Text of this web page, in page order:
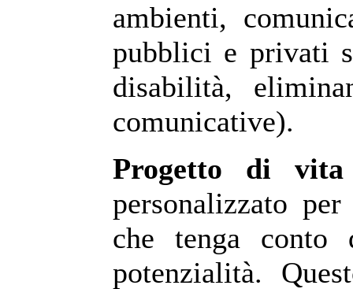
ambienti,
pubblici e privati
disabilità,
comunicative).
Progetto di vita
personalizzato
che tenga conto
potenzialità.